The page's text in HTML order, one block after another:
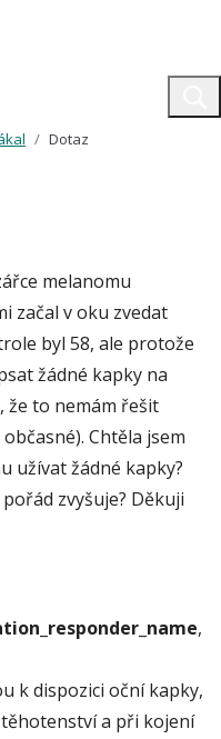
Dotaz
melanomu
začal v oku zvedat
byl 58, ale protože
žádné kapky na
to nemám řešit
Chtěla jsem
užívat žádné kapky?
zvyšuje? Děkuji
,
k dispozici oční kapky,
a při kojení